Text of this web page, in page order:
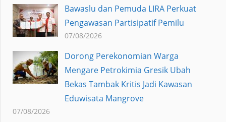
Bawaslu dan Pemuda LIRA Perkuat
Pengawasan Partisipatif Pemilu
07/08/2026
Dorong Perekonomian Warga
Mengare Petrokimia Gresik Ubah
Bekas Tambak Kritis Jadi Kawasan
Eduwisata Mangrove
07/08/2026